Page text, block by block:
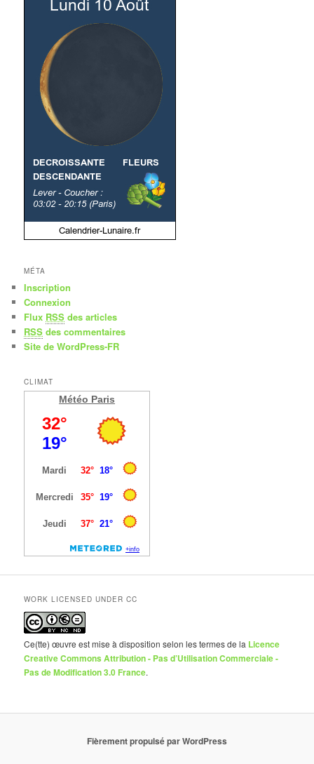
MÉTA
Inscription
Connexion
Flux RSS des articles
RSS des commentaires
Site de WordPress-FR
CLIMAT
Météo Paris
WORK LICENSED UNDER CC
Ce(tte) œuvre est mise à disposition selon les termes de la Licence
Creative Commons Attribution - Pas d’Utilisation Commerciale -
Pas de Modification 3.0 France.
Fièrement propulsé par WordPress